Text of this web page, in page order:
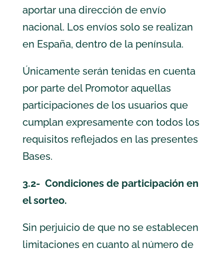
aportar una dirección de envío
nacional. Los envíos solo se realizan
en España, dentro de la península.
Únicamente serán tenidas en cuenta
por parte del Promotor aquellas
participaciones de los usuarios que
cumplan expresamente con todos los
requisitos reflejados en las presentes
Bases.
3.2- Condiciones de participación en
el sorteo.
Sin perjuicio de que no se establecen
limitaciones en cuanto al número de